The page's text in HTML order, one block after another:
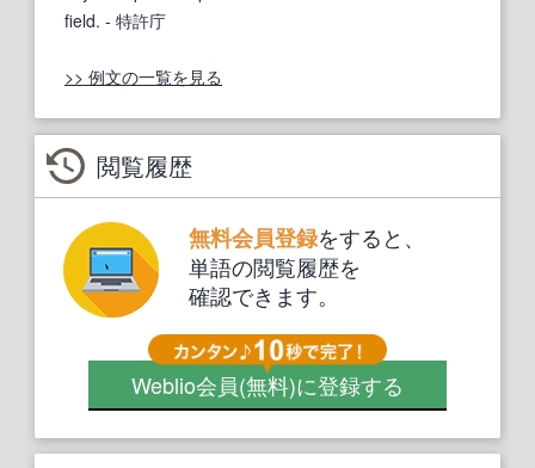
field. - 特許庁
>> 例文の一覧を見る
閲覧履歴
無料会員登録をすると、
単語の閲覧履歴を
確認できます。
Weblio会員(無料)に登録する